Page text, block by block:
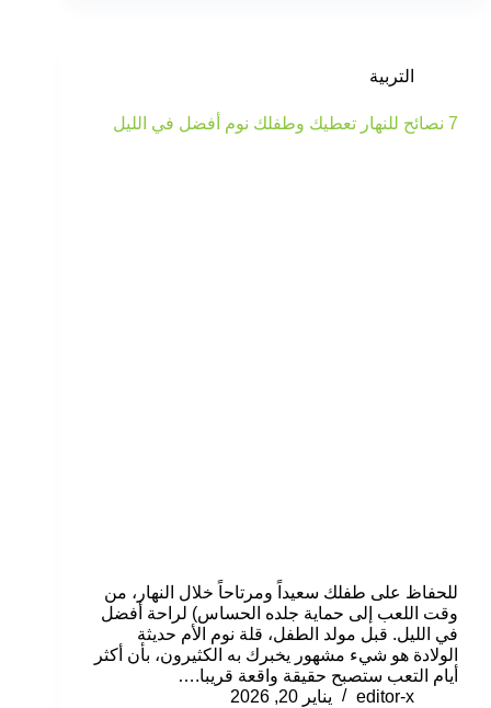
التربية
7 نصائح للنهار تعطيك وطفلك نوم أفضل في الليل
للحفاظ على طفلك سعيداً ومرتاحاً خلال النهار، من
وقت اللعب إلى حماية جلده الحساس) لراحة أفضل
في الليل. قبل مولد الطفل، قلة نوم الأم حديثة
الولادة هو شيء مشهور يخبرك به الكثيرون، بأن أكثر
أيام التعب ستصبح حقيقة واقعة قريبا.…
editor-x
يناير 20, 2026